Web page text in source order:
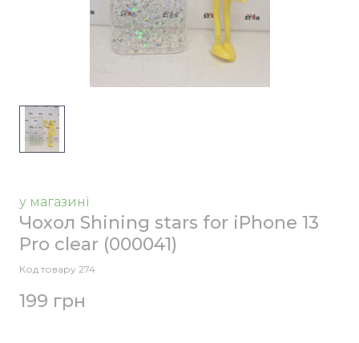
у магазині
Чохол Shining stars for iPhone 13
Pro clear (000041)
Код товару 274
199 грн